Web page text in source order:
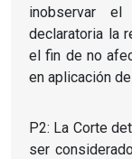
inobservar
declaratoria la
el fin de no
en aplicación
P2: La Corte
ser